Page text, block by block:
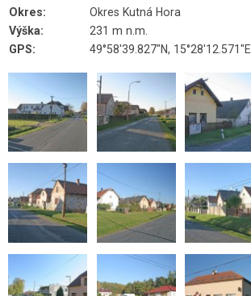
Okres:
Okres Kutná Hora
Výška:
231 m n.m.
GPS:
49°58'39.827"N, 15°28'12.571"E